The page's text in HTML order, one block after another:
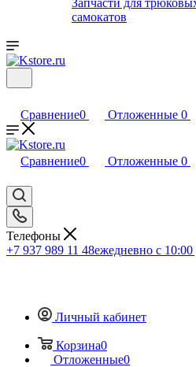
Запчасти для
самокатов
Сравнение0 Отложенные 0
Сравнение0 Отложенные 0
Телефоны
+7 937 989 11 48ежедневно с 10:00
Личный кабинет
Корзина0
Отложенные0